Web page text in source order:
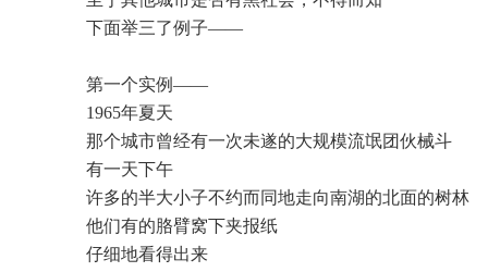
下面举三了例子——
第一个实例——
1965年夏天
那个城市曾经有一次未遂的大规模流氓团伙械斗
有一天下午
许多的半大小子不约而同地走向南湖的北面的树林
他们有的胳臂窝下夹报纸
仔细地看得出来